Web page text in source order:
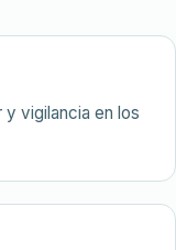
vigilancia en los